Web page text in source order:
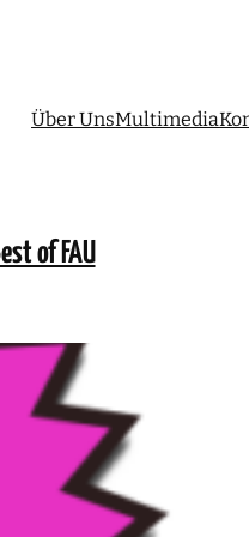
Über UnsMultimedia
of FAU